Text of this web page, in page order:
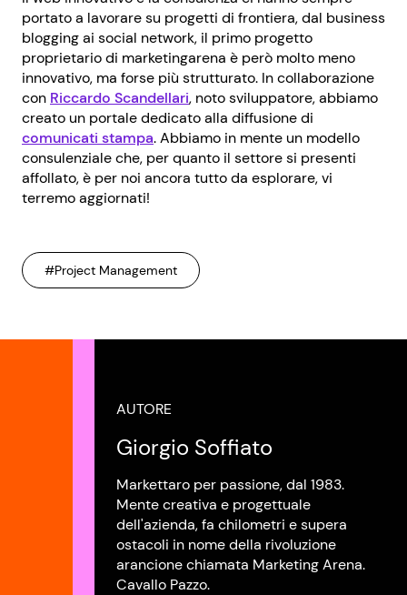
portato a lavorare su progetti di frontiera, dal business
blogging ai social network, il primo progetto
proprietario di marketingarena è però molto meno
innovativo, ma forse più strutturato. In collaborazione
con Riccardo Scandellari, noto sviluppatore, abbiamo
creato un portale dedicato alla diffusione di
comunicati stampa. Abbiamo in mente un modello
consulenziale che, per quanto il settore si presenti
affollato, è per noi ancora tutto da esplorare, vi
terremo aggiornati!
#Project Management
AUTORE
Giorgio Soffiato
Markettaro per passione, dal 1983.
Mente creativa e progettuale
dell'azienda, fa chilometri e supera
ostacoli in nome della rivoluzione
arancione chiamata Marketing Arena.
Cavallo Pazzo.